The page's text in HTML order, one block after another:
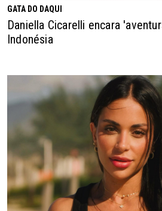
GATA DO DAQUI
Daniella Cicarelli encara
Indonésia